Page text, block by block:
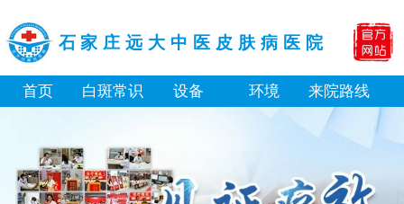
石家庄远大中医皮肤病医院
首页 白斑常识 设备 环境 来院路线